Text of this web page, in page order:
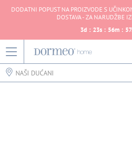
DODATNI POPUST NA PROIZVODE S
DOSTAVA - ZA NARUDŽBE
3d : 23s : 56m : 57
NAŠI DUĆANI